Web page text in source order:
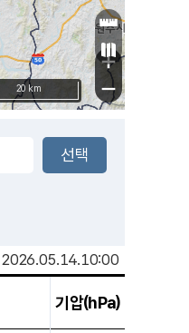
+
−
20 km
2026.05.14.10:00
기압(hPa)